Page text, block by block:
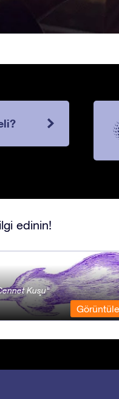
edinin!
Kuşu
Görüntüle